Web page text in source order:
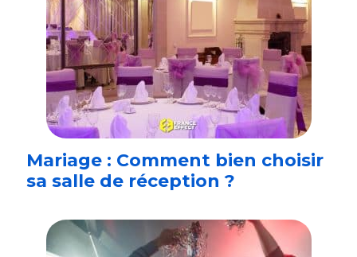
Mariage : Comment bien choisir
sa salle de réception ?